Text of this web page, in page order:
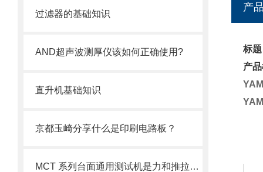
过滤器的基础知识
AND超声波测厚仪该如何正确使用?
直升机基础知识
京都玉崎分享什么是印刷电路板？
MCT 系列台面通用测试机是力和推拉计的替代方案
产
标
产